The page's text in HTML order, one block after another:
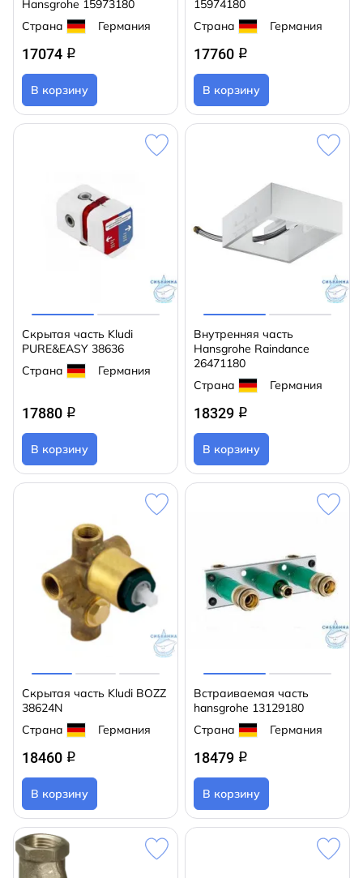
Hansgrohe 15973180
Страна
Германия
17074 q
В корзину
15974180
Страна
Германия
17760 q
В корзину
Скрытая часть Kludi
PURE&EASY 38636
Страна
Германия
17880 q
В корзину
Внутренняя часть
Hansgrohe Raindance
26471180
Страна
Германия
18329 q
В корзину
Скрытая часть Kludi BOZZ
38624N
Страна
Германия
18460 q
В корзину
Встраиваемая часть
hansgrohe 13129180
Страна
Германия
18479 q
В корзину